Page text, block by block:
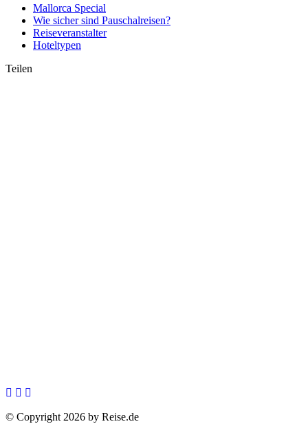
Mallorca Special
Wie sicher sind Pauschalreisen?
Reiseveranstalter
Hoteltypen
Teilen
© Copyright 2026 by Reise.de